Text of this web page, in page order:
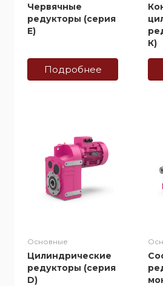
Червячные
редукторы (cерия
E)
Подробнее
К)
Основные
Цилиндрические
редукторы (серия
D)